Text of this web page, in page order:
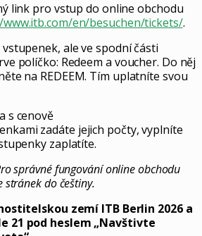
link pro vstup do online obchodu
en/besuchen/tickets/.
ale ve spodní části
políčko: Redeem a voucher. Do něj
na REDEEM. Tím uplatníte svou
s cenově
zadáte jejich počty, vyplníte
zaplatíte.
správné fungování online obchodu
stránek do češtiny.
zemí ITB Berlin 2026 a
21 pod heslem „Navštivte